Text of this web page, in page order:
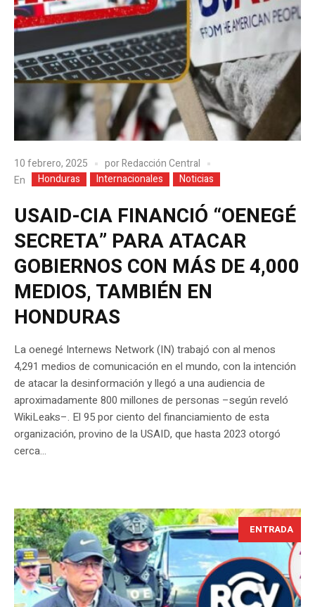
10 febrero, 2025 porRedacción Central
En
Honduras Internacionales Noticias
USAID-CIA FINANCIÓ “OENEGÉ
SECRETA” PARA ATACAR
GOBIERNOS CON MÁS DE 4,000
MEDIOS, TAMBIÉN EN
HONDURAS
La oenegé Internews Network (IN) trabajó con al menos
4,291 medios de comunicación en el mundo, con la intención
de atacar la desinformación y llegó a una audiencia de
aproximadamente 800 millones de personas –según reveló
WikiLeaks–. El 95 por ciento del financiamiento de esta
organización, provino de la USAID, que hasta 2023 otorgó
cerca...
ENTRADA